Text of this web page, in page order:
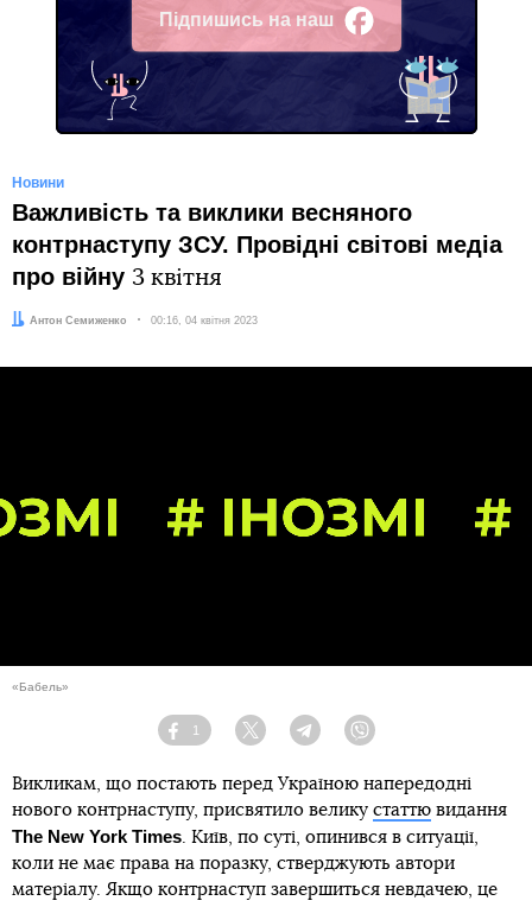
Підпишись на наш
Facebook
Новини
Важливість та виклики весняного
контрнаступу ЗСУ. Провідні світові медіа
про війну 3 квітня
Автор:
Антон Семиженко Дата:
00:16, 04 квітня 2023
«Бабель»
Facebook
1
Twitter TelegramViber
Викликам, що постають перед Україною напередодні
нового контрнаступу, присвятило велику статтю видання
The New York Times . Київ, по суті, опинився в ситуації,
коли не має права на поразку, стверджують автори
матеріалу. Якщо контрнаступ завершиться невдачею, це